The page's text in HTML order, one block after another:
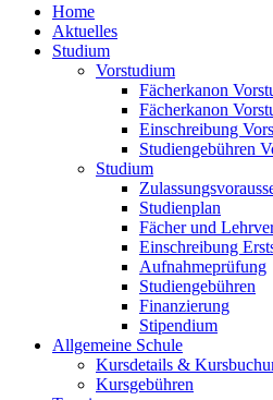
Home
Aktuelles
Studium
Vorstudium
Fächerkanon
Fächerkanon
Einschreibung
Studiengebühren
Studium
Studienplan
Fächer und
Einschreibung
Aufnahmeprüfung
Studiengebühren
Finanzierung
Stipendium
Allgemeine Schule
Kursdetails &
Kursgebühren